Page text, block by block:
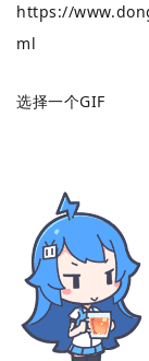
https://
ml
选择一个GIF